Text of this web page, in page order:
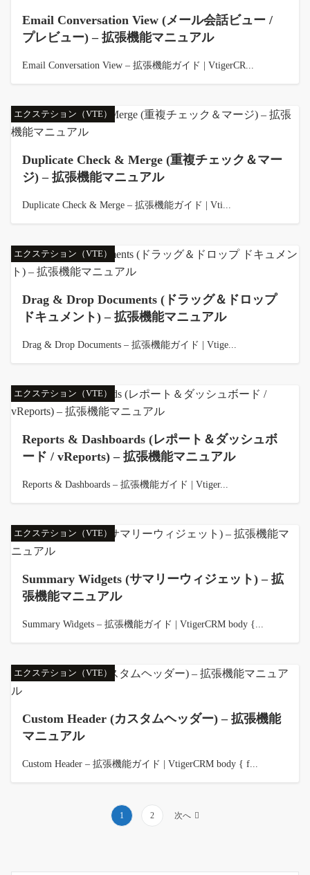
Email Conversation View (メール会話ビュー /
プレビュー) – 拡張機能マニュアル
Email Conversation View – 拡張機能ガイド | VtigerCR...
エクステション（VTE）
Duplicate Check & Merge (重複チェック＆マー
ジ) – 拡張機能マニュアル
Duplicate Check & Merge – 拡張機能ガイド | Vti...
エクステション（VTE）
Drag & Drop Documents (ドラッグ＆ドロップ
ドキュメント) – 拡張機能マニュアル
Drag & Drop Documents – 拡張機能ガイド | Vtige...
エクステション（VTE）
Reports & Dashboards (レポート＆ダッシュボ
ード / vReports) – 拡張機能マニュアル
Reports & Dashboards – 拡張機能ガイド | Vtiger...
エクステション（VTE）
Summary Widgets (サマリーウィジェット) – 拡
張機能マニュアル
Summary Widgets – 拡張機能ガイド | VtigerCRM body {...
エクステション（VTE）
Custom Header (カスタムヘッダー) – 拡張機能
マニュアル
Custom Header – 拡張機能ガイド | VtigerCRM body { f...
1 2 次へ